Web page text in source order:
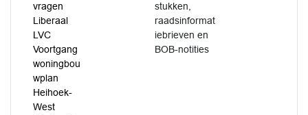
vragen
Liberaal
LVC
Voortgang
woningbou
wplan
Heihoek-
West
stukken,
raadsinformat
iebrieven en
BOB-notities